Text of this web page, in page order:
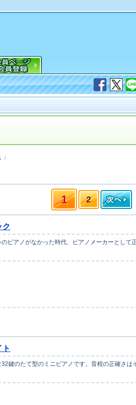
」
1 2
ク
ピアノがなかった時代、ピアノメーカーとして
鍵のたて型のミニピアノです。音程の正確さは